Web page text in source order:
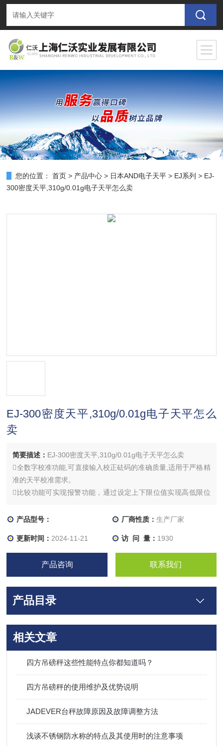
您的位置： 首页 > 产品中心 > 日本AND电子天平 > EJ系列 > EJ-
300密度天平,310g/0.01g电子天平怎么卖
EJ-300密度天平,310g/0.01g电子天平怎么
卖
简要描述： EJ-300密度天平,310g/0.01g电子天平怎么卖
全数字校准功能,可直接输入校正砝码的准确质量,适用于严格精
准的天平校准需求。
比较功能可实现报警功能，通过设定上下限位值实现高低限位
产品型号：
厂商性质： 生产厂家
更新时间： 2024-11-21 访 问 量： 1930
产品咨询 联系我们
产品目录
相关文章
四方吊磅秤这些性能特点你都知道吗？
四方吊磅秤的使用维护及优势说明
JADEVER台秤故障原因及故障调整方法
浅谈不锈钢防水称的特点及其使用时的注意事项